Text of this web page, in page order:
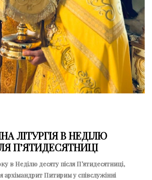
ЛІТУРГІЯ В НЕДІЛЮ
ПʼЯТИДЕСЯТНИЦІ
в Неділю десяту після Пʼятидесятниці,
архімандрит Питирим у співслужінні